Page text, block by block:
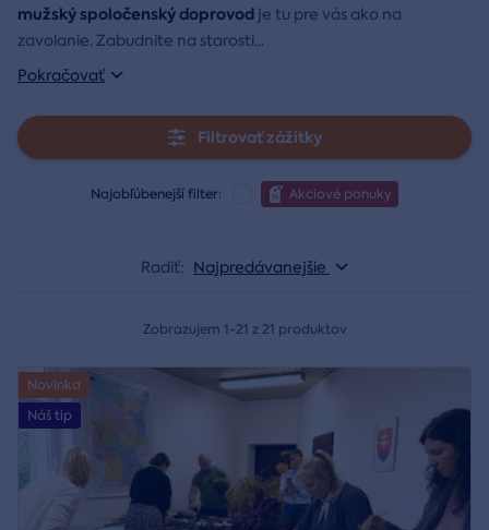
mužský spoločenský doprovod je tu pre vás ako na
zavolanie. Zabudnite na starosti...
Pokračovať
Filtrovať zážitky
Najobľúbenejší filter: Akciové ponuky
Radiť: Najpredávanejšie
Zobrazujem 1-21 z 21 produktov
Novinka
Náš tip